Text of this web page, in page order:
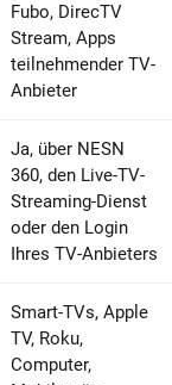
Fubo, DirecTV
Stream, Apps
teilnehmender TV-
Anbieter
Ja, über NESN
360, den Live-TV-
Streaming-Dienst
oder den Login
Ihres TV-Anbieters
Smart-TVs, Apple
TV, Roku,
Computer,